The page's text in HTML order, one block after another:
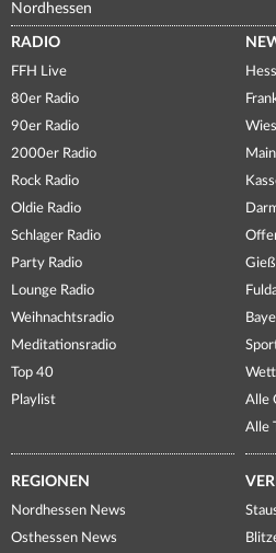
Nordhessen
RADIO
FFH Live
80er Radio
90er Radio
2000er Radio
Rock Radio
Oldie Radio
Schlager Radio
Party Radio
Lounge Radio
Weihnachtsradio
Meditationsradio
Top 40
Playlist
Alle
Alle
REGIONEN
Nordhessen News
Osthessen News